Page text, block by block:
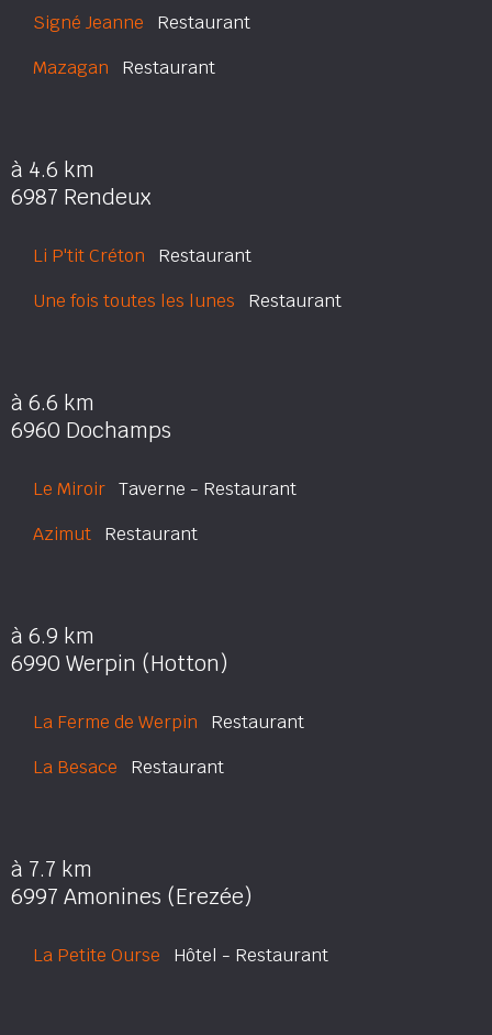
Signé Jeanne Restaurant
Mazagan Restaurant
à 4.6 km
6987 Rendeux
Li P'tit Créton Restaurant
Une fois toutes les lunes Restaurant
à 6.6 km
6960 Dochamps
Le Miroir Taverne - Restaurant
Azimut Restaurant
à 6.9 km
6990 Werpin (Hotton)
La Ferme de Werpin Restaurant
La Besace Restaurant
à 7.7 km
6997 Amonines (Erezée)
La Petite Ourse Hôtel - Restaurant